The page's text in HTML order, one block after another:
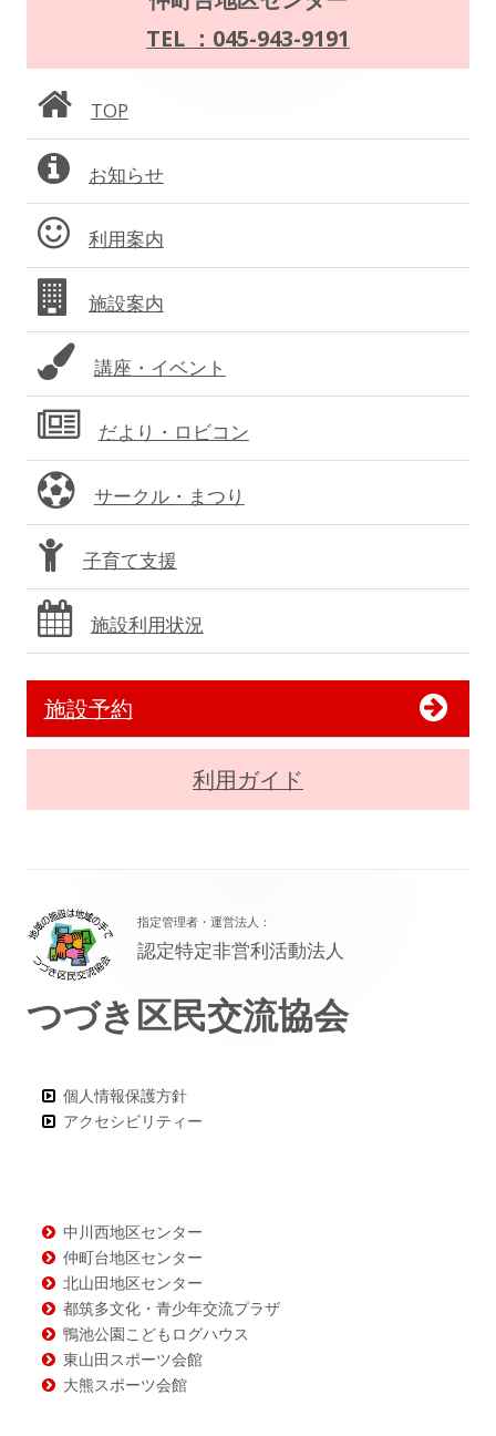
シ
ョ
ン
ン
サ
イ
ド
バ
ー
TEL ：045-943-9191
TOP
お知らせ
利用案内
施設案内
講座・イベント
だより・ロビコン
サークル・まつり
子育て支援
施設利用状況
施設予約
利用ガイド
ッ
タ
ー・
ン
テ
指定管理者・運営法人：
認定特定非営利活動法人
つづき区民交流協会
個人情報保護方針
アクセシビリティー
中川西地区センター
仲町台地区センター
北山田地区センター
都筑多文化・青少年交流プラザ
鴨池公園こどもログハウス
東山田スポーツ会館
大熊スポーツ会館